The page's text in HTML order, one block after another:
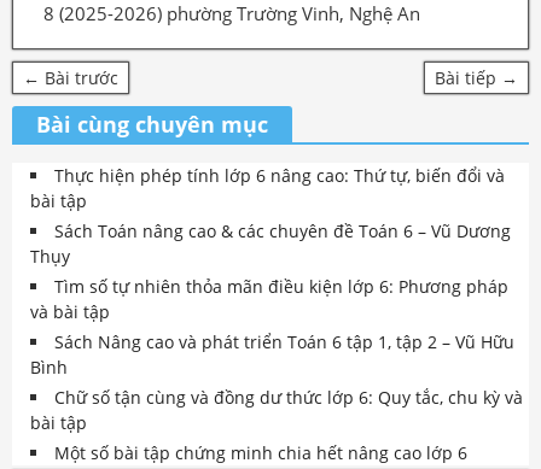
8 (2025-2026) phường Trường Vinh, Nghệ An
← Bài trước Bài tiếp →
Bài cùng chuyên mục
Thực hiện phép tính lớp 6 nâng cao: Thứ tự, biến đổi và
bài tập
Sách Toán nâng cao & các chuyên đề Toán 6 – Vũ Dương
Thụy
Tìm số tự nhiên thỏa mãn điều kiện lớp 6: Phương pháp
và bài tập
Sách Nâng cao và phát triển Toán 6 tập 1, tập 2 – Vũ Hữu
Bình
Chữ số tận cùng và đồng dư thức lớp 6: Quy tắc, chu kỳ và
bài tập
Một số bài tập chứng minh chia hết nâng cao lớp 6